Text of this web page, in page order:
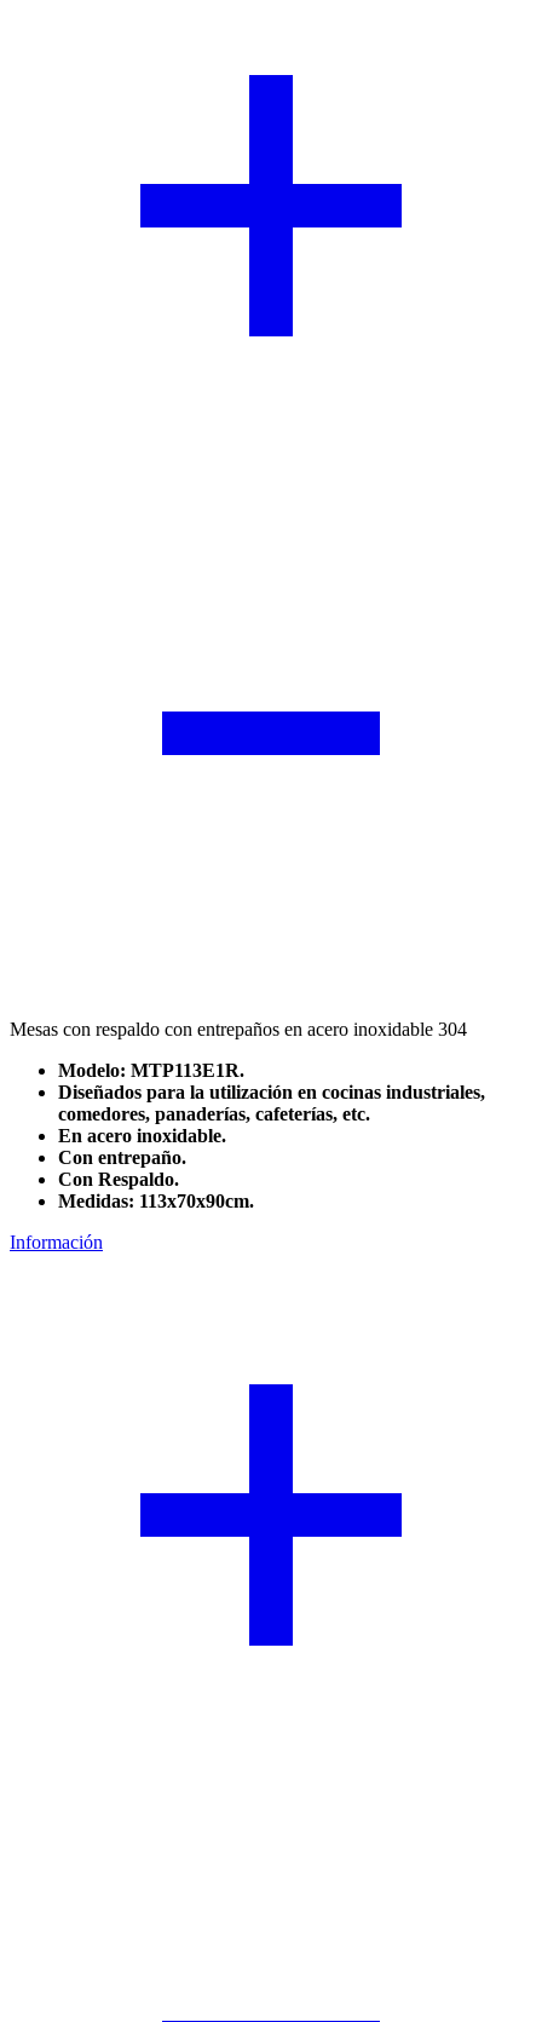
Mesas con respaldo con entrepaños en acero inoxidable 304
Modelo: MTP113E1R.
Diseñados para la utilización en cocinas industriales,
comedores, panaderías, cafeterías, etc.
En acero inoxidable.
Con entrepaño.
Con Respaldo.
Medidas: 113x70x90cm.
Información